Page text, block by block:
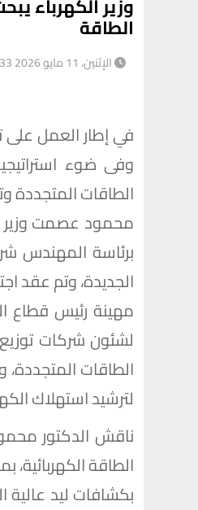
الطاقة
الإثنين، 11 مايو 2026 04:33 م
في إطار العمل على
وفى ضوء
الطاقات المتجددة
محمود عصمت وزير
برئاسة المهندس
الجديدة، وتم عقد
مهينة رئيس قطاع
لشئون شركات
الطاقات
لترشيد استهلاك
ناقش الدكتور
الطاقة
بكشافات ليد